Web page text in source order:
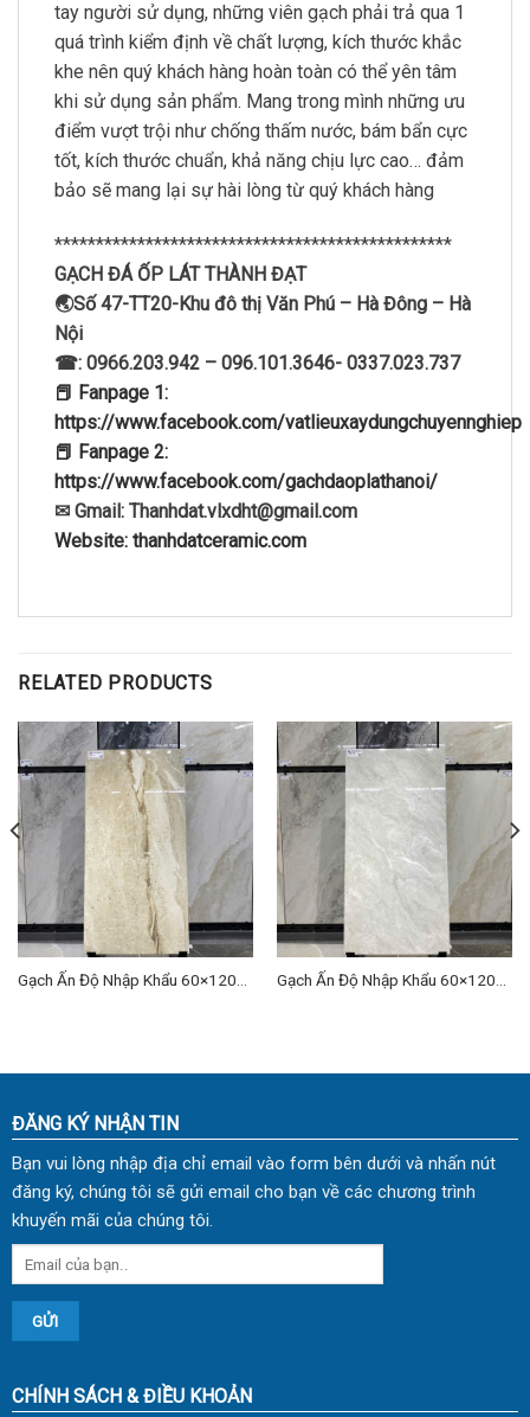
tay người sử dụng, những viên gạch phải trả qua 1
quá trình kiểm định về chất lượng, kích thước khắc
khe nên quý khách hàng hoàn toàn có thể yên tâm
khi sử dụng sản phẩm. Mang trong mình những ưu
điểm vượt trội như chống thấm nước, bám bẩn cực
tốt, kích thước chuẩn, khả năng chịu lực cao… đảm
bảo sẽ mang lại sự hài lòng từ quý khách hàng
************************************************
GẠCH ĐÁ ỐP LÁT THÀNH ĐẠT
🌏Số 47-TT20-Khu đô thị Văn Phú – Hà Đông – Hà
Nội
☎: 0966.203.942 – 096.101.3646- 0337.023.737
📕 Fanpage 1:
https://www.facebook.com/vatlieuxaydungchuyennghiep
📕 Fanpage 2:
https://www.facebook.com/gachdaoplathanoi/
✉ Gmail: Thanhdat.vlxdht@gmail.com
Website: thanhdatceramic.com
RELATED PRODUCTS
Gạch Ấn Độ Nhập Khẩu 60×120
Gạch Ấn Độ Nhập Khẩu 60×120
ĐĂNG KÝ NHẬN TIN
Bạn vui lòng nhập địa chỉ email vào form bên dưới và nhấn nút
đăng ký, chúng tôi sẽ gửi email cho bạn về các chương trình
khuyến mãi của chúng tôi.
CHÍNH SÁCH & ĐIỀU KHOẢN